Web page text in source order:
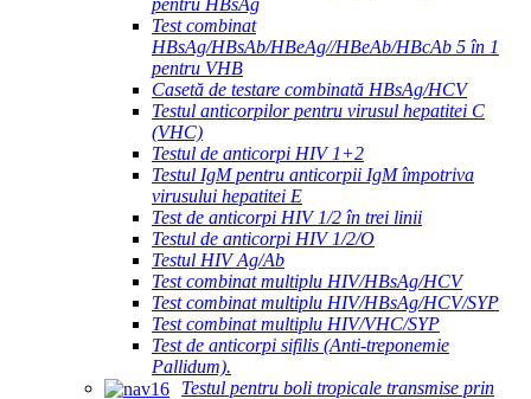
pentru HBsAg
Test combinat
HBsAg/HBsAb/HBeAg//HBeAb/HBcAb 5 în 1
pentru VHB
Casetă de testare combinată HBsAg/HCV
Testul anticorpilor pentru virusul hepatitei C
(VHC)
Testul de anticorpi HIV 1+2
Testul IgM pentru anticorpii IgM împotriva
virusului hepatitei E
Test de anticorpi HIV 1/2 în trei linii
Testul de anticorpi HIV 1/2/O
Testul HIV Ag/Ab
Test combinat multiplu HIV/HBsAg/HCV
Test combinat multiplu HIV/HBsAg/HCV/SYP
Test combinat multiplu HIV/VHC/SYP
Test de anticorpi sifilis (Anti-treponemie
Pallidum).
Testul pentru boli tropicale transmise prin